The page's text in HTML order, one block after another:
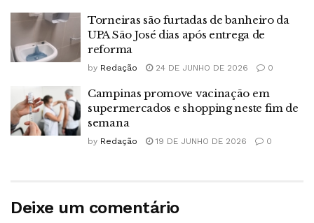
Torneiras são furtadas de banheiro da
UPA São José dias após entrega de
reforma
by Redação 24 DE JUNHO DE 2026 0
Campinas promove vacinação em
supermercados e shopping neste fim de
semana
by Redação 19 DE JUNHO DE 2026 0
Deixe um comentário